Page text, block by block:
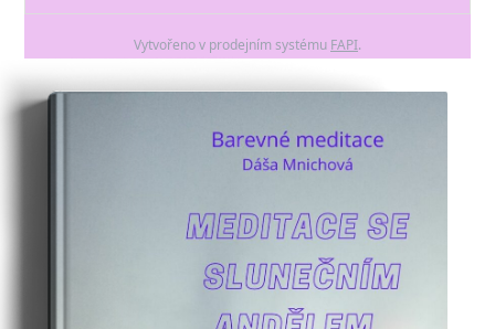
Vytvořeno v prodejním systému FAPI.